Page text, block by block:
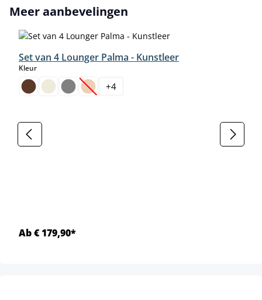
Productgalerij overslaan
Meer aanbevelingen
Set van 4 Lounger Palma - Kunstleer
Kleurselect
(Deze optie is momenteel niet beschikbaar.)
+4
Ab € 179,90*